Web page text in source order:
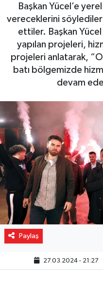
Başkan Yücel’e
vereceklerini
ettiler. Başkan
yapılan projeleri,
projeleri anlatarak,
batı bölgemizde
devam
Paylaş
27.03.2024 - 21:27
Gündem
Politika
Spor